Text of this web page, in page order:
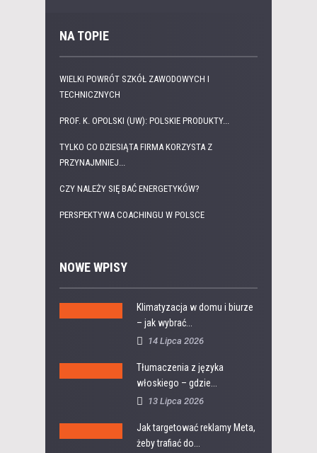
NA TOPIE
WIELKI POWRÓT SZKÓŁ ZAWODOWYCH I
TECHNICZNYCH
PROF. K. OPOLSKI (UW): POLSKIE PRODUKTY...
TYLKO CO DZIESIĄTA FIRMA KORZYSTA Z
PRZYNAJMNIEJ...
CZY NALEŻY SIĘ BAĆ ENERGETYKÓW?
PERSPEKTYWA COACHINGU W POLSCE
NOWE WPISY
Klimatyzacja w domu i biurze
– jak wybrać...
14 Lipca 2026
Tłumaczenia z języka
włoskiego – gdzie...
13 Lipca 2026
Jak targetować reklamy Meta,
żeby trafiać do...